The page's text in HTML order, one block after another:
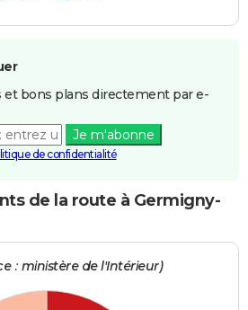
et bons plans directement par e-
Je m'abonne
de confidentialité
de la route à Germigny-
: ministère de l'Intérieur)